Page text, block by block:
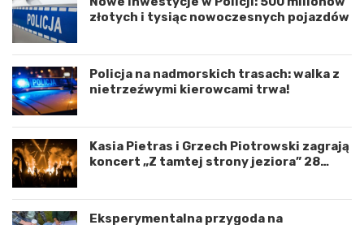
d
y
n
a
c
j
ę
r
z
w
o
j
u
i
e
d
r
o
g
o
w
p
o
d
K
o
złotych i tysiąc nowoczesnych pojazdów
Policja na nadmorskich trasach: walka z
nietrzeźwymi kierowcami trwa!
Kasia Pietras i Grzech Piotrowski zagrają
koncert „Z tamtej strony jeziora” 28
Eksperymentalna przygoda na